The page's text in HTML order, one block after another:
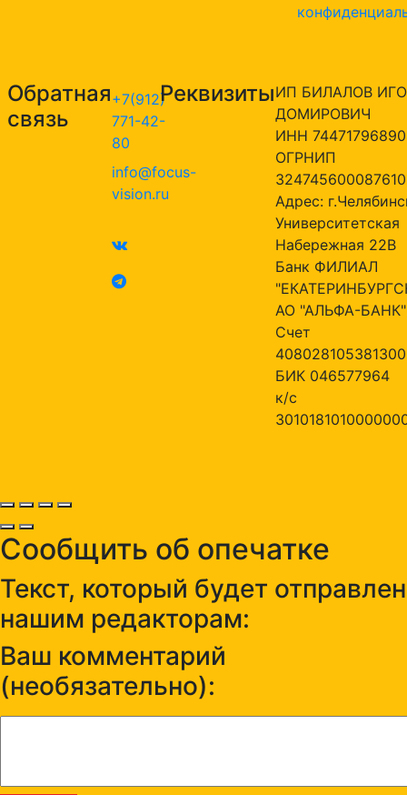
Обратная
связь
+7(912)
771-42-
80
info@focus-
vision.ru
РеквизитыИП БИЛАЛОВ
ДОМИРОВИЧ
ИНН
ОГРНИП
324745600087610
Адрес:
Университетская
Набережная 22В
Банк ФИЛИАЛ
АО "АЛЬФА-БАНК"
Счет
БИК 046577964
к/с
Сообщить об опечатке
Текст, который будет отправлен
нашим редакторам:
Ваш комментарий
(необязательно):